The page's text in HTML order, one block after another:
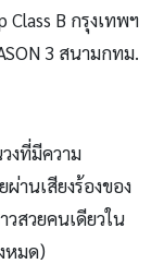
Class B กรุงเทพฯ
3 สนามกทม.
งที่มีความ
ผ่านเสียงร้องของ
วสวยคนเดียวใน
หมด)